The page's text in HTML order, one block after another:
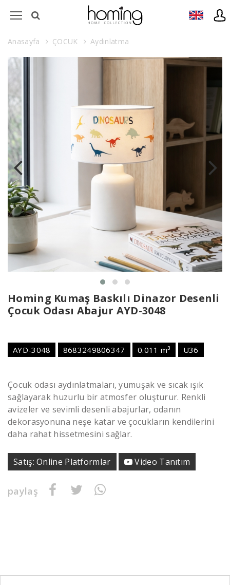
Anasayfa ÇOCUK Aydınlatma
Homing Kumaş Baskılı Dinazor Desenli
Çocuk Odası Abajur AYD-3048
AYD-3048 8683249806347 0.011 m³ U36
Çocuk odası aydınlatmaları, yumuşak ve sıcak ışık
sağlayarak huzurlu bir atmosfer oluşturur. Renkli
avizeler ve sevimli desenli abajurlar, odanın
dekorasyonuna neşe katar ve çocukların kendilerini
daha rahat hissetmesini sağlar.
Satış: Online Platformlar Video Tanıtım
paylaş